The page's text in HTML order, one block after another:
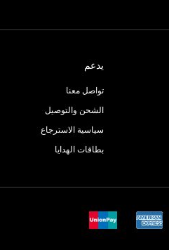
يدعم
تواصل معنا
الشحن والتوصيل
سياسية الاسترجاع
بطاقات الهدايا